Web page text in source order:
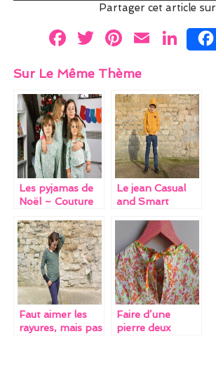
Partager cet article sur
F
ce
b
o
o
k
T
w
itt
er
Pi
er
es
t
E
l
Li
e
dI
n
Sur Le Même Thème
Les pyjamas de
Noël – Couture
Le jean Casual
and Smart
Faut aimer les
rayures, mais pas
Faire d’une
pierre deux